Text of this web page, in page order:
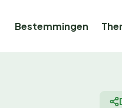
Bestemmingen